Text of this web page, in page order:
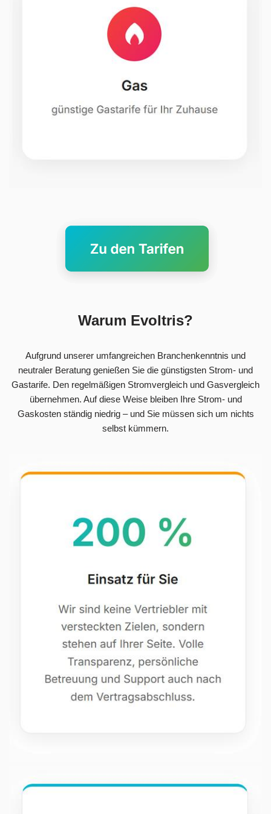
Warum Evoltris?
Aufgrund unserer umfangreichen Branchenkenntnis und
neutraler Beratung genießen Sie die günstigsten Strom- und
Gastarife. Den regelmäßigen Stromvergleich und Gasvergleich
übernehmen. Auf diese Weise bleiben Ihre Strom- und
Gaskosten ständig niedrig – und Sie müssen sich um nichts
selbst kümmern.